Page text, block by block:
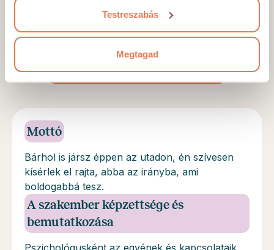
Testreszabás
Megtagad
TÖBB VÉLEMÉNY MUTATÁSA
Mottó
Bárhol is jársz éppen az utadon, én szívesen
kísérlek el rajta, abba az irányba, ami
boldogabbá tesz.
A szakember képzettsége és
bemutatkozása